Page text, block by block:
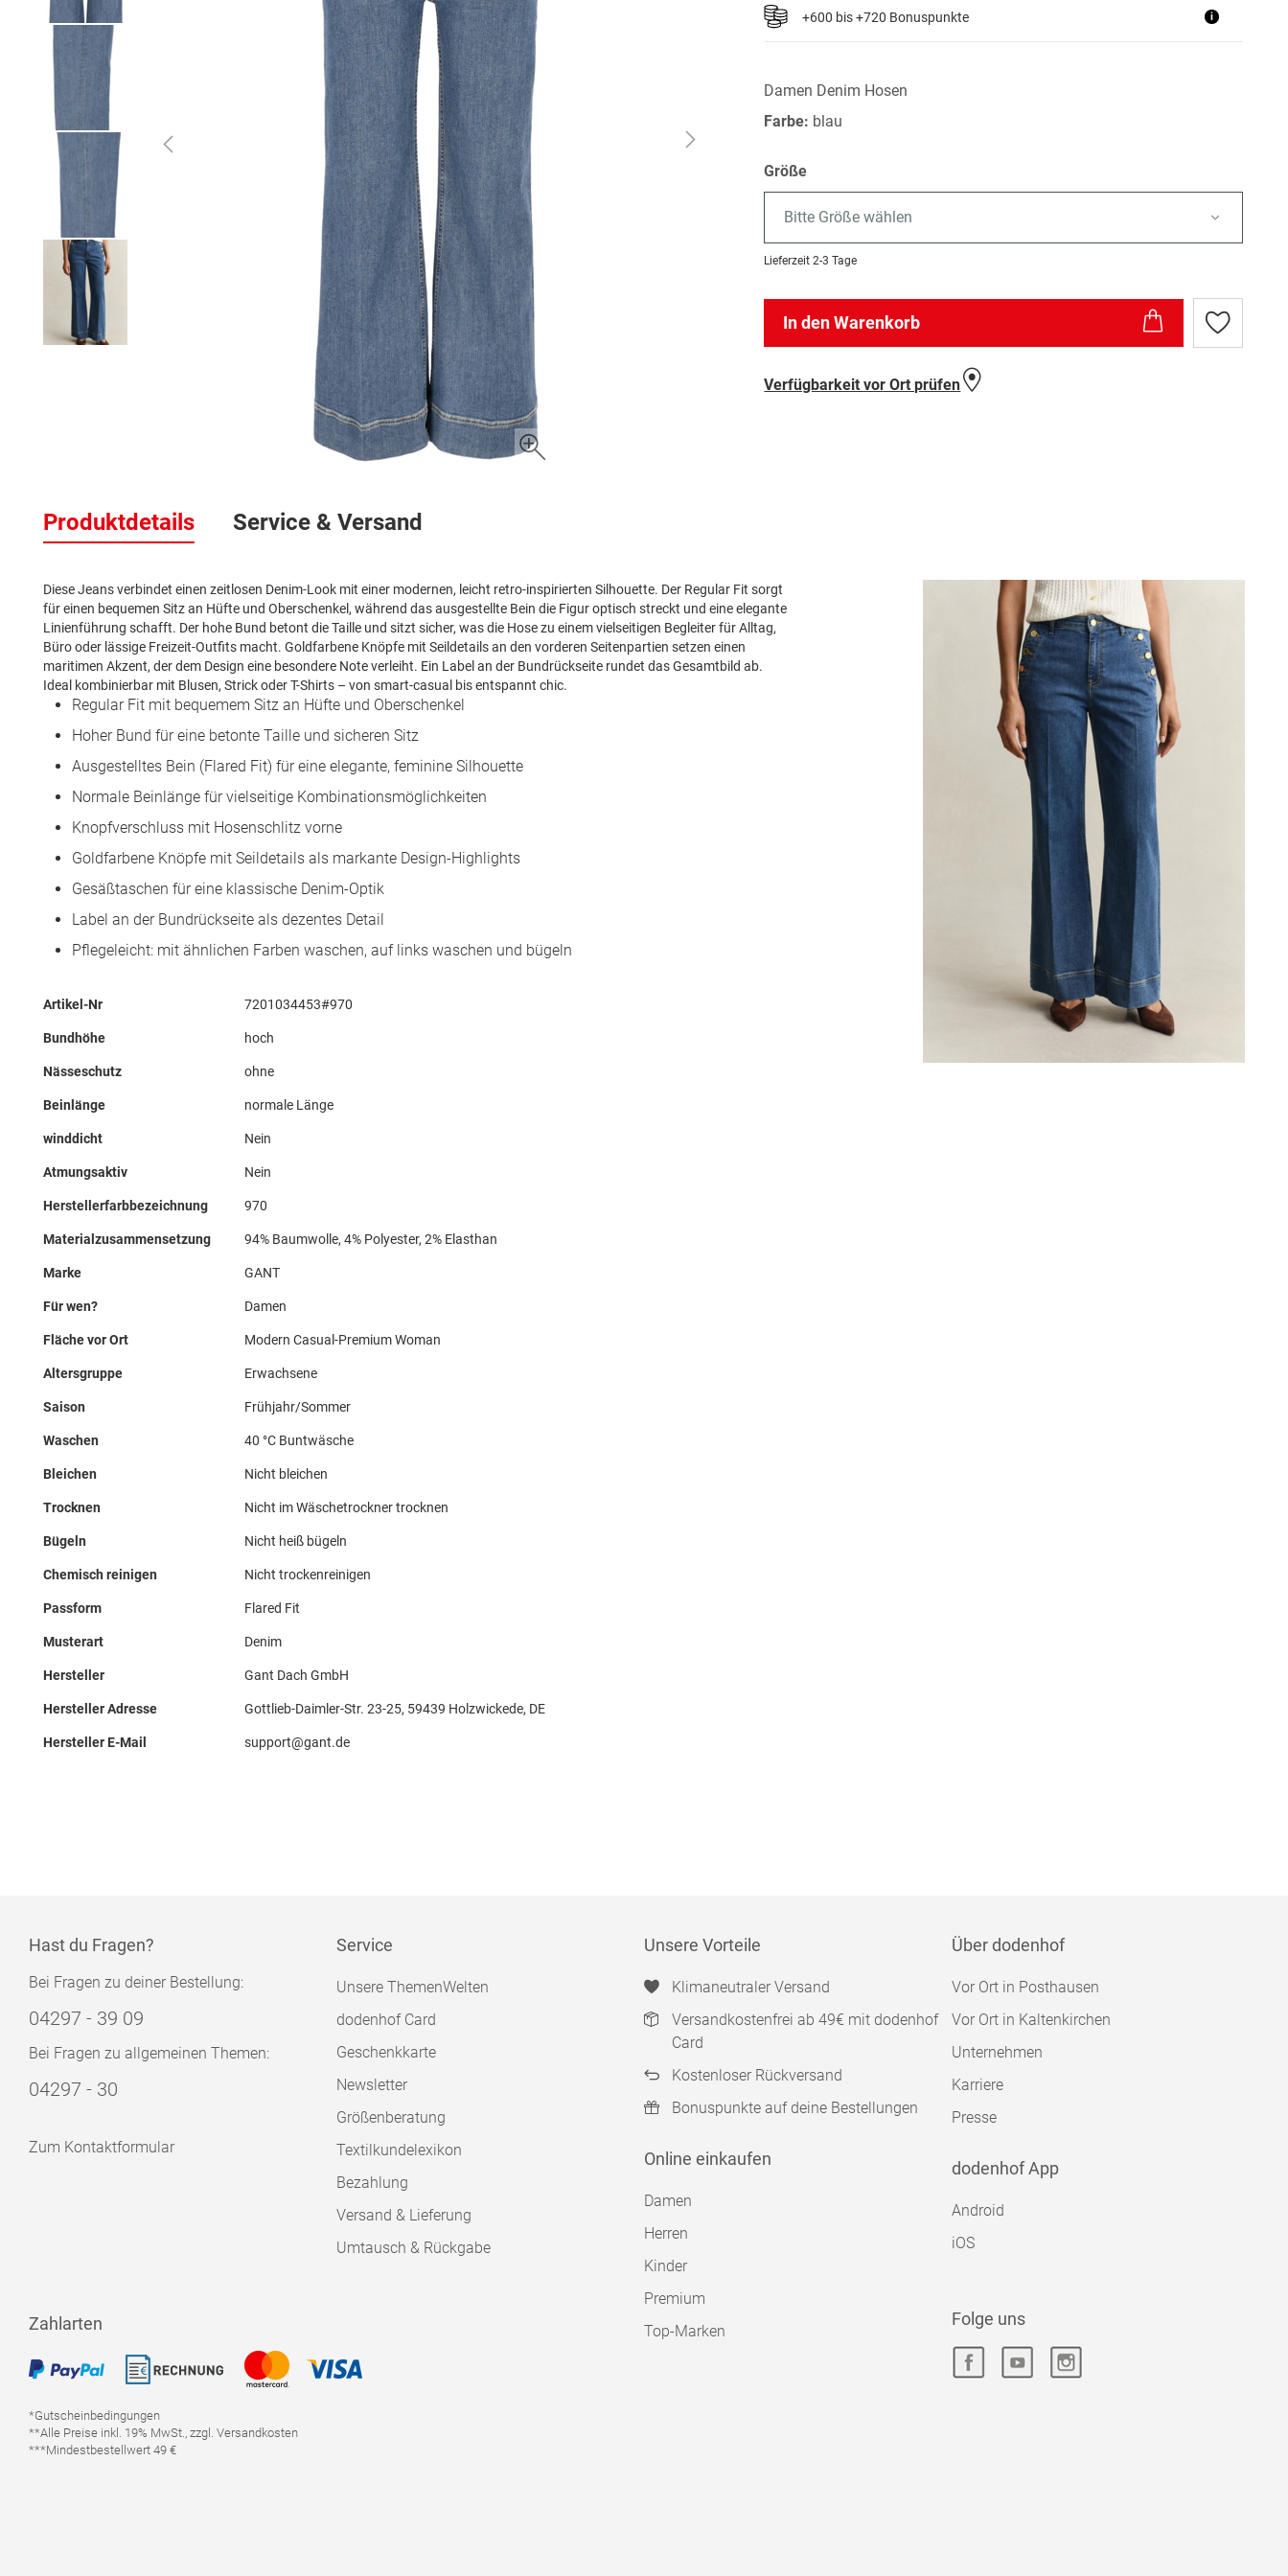
der
Bildergalerie
+600 bis +720 Bonuspunkte i
Damen Denim Hosen
Farbe: blau
Größe
Bitte Größe wählen
Lieferzeit 2-3 Tage
In den Warenkorb
Zur
Wunschliste
Verfügbarkeit vor Ort prüfen
Produktdetails
Diese Jeans verbindet einen zeitlosen Denim-Look mit einer modernen, leicht retro-inspirierten Silhouette. Der Regular Fit sorgt
für einen bequemen Sitz an Hüfte und Oberschenkel, während das ausgestellte Bein die Figur optisch streckt und eine elegante
Linienführung schafft. Der hohe Bund betont die Taille und sitzt sicher, was die Hose zu einem vielseitigen Begleiter für Alltag,
Büro oder lässige Freizeit-Outfits macht. Goldfarbene Knöpfe mit Seildetails an den vorderen Seitenpartien setzen einen
maritimen Akzent, der dem Design eine besondere Note verleiht. Ein Label an der Bundrückseite rundet das Gesamtbild ab.
Ideal kombinierbar mit Blusen, Strick oder T-Shirts – von smart-casual bis entspannt chic.
Regular Fit mit bequemem Sitz an Hüfte und Oberschenkel
Hoher Bund für eine betonte Taille und sicheren Sitz
Ausgestelltes Bein (Flared Fit) für eine elegante, feminine Silhouette
Normale Beinlänge für vielseitige Kombinationsmöglichkeiten
Knopfverschluss mit Hosenschlitz vorne
Goldfarbene Knöpfe mit Seildetails als markante Design-Highlights
Gesäßtaschen für eine klassische Denim-Optik
Label an der Bundrückseite als dezentes Detail
Pflegeleicht: mit ähnlichen Farben waschen, auf links waschen und bügeln
Mehr
Artikel-Nr 7201034453#970
Bundhöhe hoch
Nässeschutz ohne
Beinlänge normale Länge
winddicht Nein
Atmungsaktiv Nein
Herstellerfarbbezeichnung 970
Materialzusammensetzung 94% Baumwolle, 4% Polyester, 2% Elasthan
Marke GANT
Für wen? Damen
Fläche vor Ort Modern Casual-Premium Woman
Altersgruppe Erwachsene
Saison Frühjahr/Sommer
Waschen 40 °C Buntwäsche
Bleichen Nicht bleichen
Trocknen Nicht im Wäschetrockner trocknen
Bügeln Nicht heiß bügeln
Chemisch reinigen Nicht trockenreinigen
Passform Flared Fit
Musterart Denim
Hersteller Gant Dach GmbH
Hersteller Adresse Gottlieb-Daimler-Str. 23-25, 59439 Holzwickede, DE
Hersteller E-Mail support@gant.de
Service & Versand
Hast du Fragen?
Bei Fragen zu deiner Bestellung:
04297 - 39 09
Bei Fragen zu allgemeinen Themen:
04297 - 30
Zum Kontaktformular
Service
Unsere ThemenWelten
dodenhof Card
Geschenkkarte
Newsletter
Größenberatung
Textilkundelexikon
Bezahlung
Versand & Lieferung
Umtausch & Rückgabe
Unsere Vorteile
Klimaneutraler Versand
Versandkostenfrei ab 49€ mit dodenhof
Card
Kostenloser Rückversand
Bonuspunkte auf deine Bestellungen
Online einkaufen
Damen
Herren
Kinder
Premium
Top-Marken
Über dodenhof
Vor Ort in Posthausen
Vor Ort in Kaltenkirchen
Unternehmen
Karriere
Presse
dodenhof App
Android
iOS
Zahlarten
*Gutscheinbedingungen
**Alle Preise inkl. 19% MwSt., zzgl. Versandkosten
***Mindestbestellwert 49 €
Folge uns